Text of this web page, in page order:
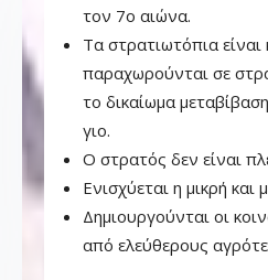
τον 7ο αιώνα.
Τα στρατιωτόπια
παραχωρούνται σε
το δικαίωμα
γιο.
Ο στρατός δεν είναι
Ενισχύεται η μικρή και
Δημιουργούνται οι
από ελεύθερους